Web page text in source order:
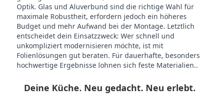
Optik. Glas und Aluverbund sind die richtige Wahl für
maximale Robustheit, erfordern jedoch ein höheres
Budget und mehr Aufwand bei der Montage. Letztlich
entscheidet dein Einsatzzweck: Wer schnell und
unkompliziert modernisieren möchte, ist mit
Folienlösungen gut beraten. Für dauerhafte, besonders
hochwertige Ergebnisse lohnen sich feste Materialien..
Deine Küche. Neu gedacht. Neu erlebt.